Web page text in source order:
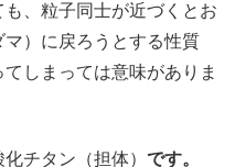
、粒子同士が近づくとお
）に戻ろうとする性質
しまっては意味がありま
チタン（担体） です。